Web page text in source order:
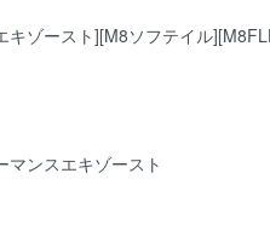
ゾースト][M8ソフテイル
ンスエキゾースト